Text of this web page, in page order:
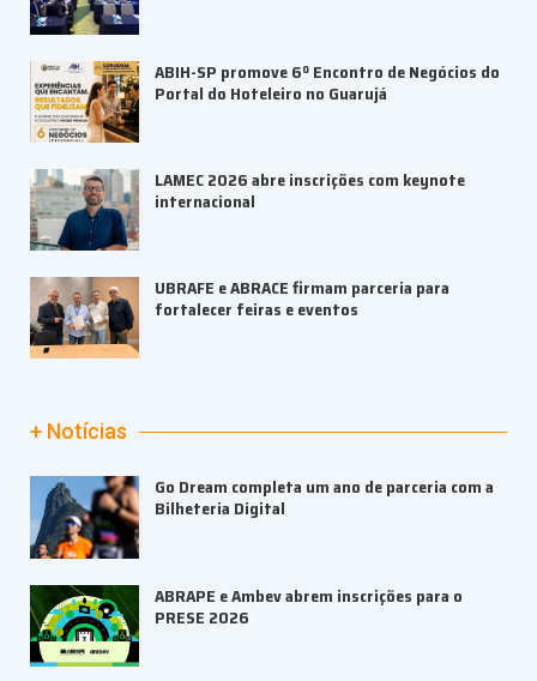
ABIH-SP promove 6º Encontro de Negócios do
Portal do Hoteleiro no Guarujá
LAMEC 2026 abre inscrições com keynote
internacional
UBRAFE e ABRACE firmam parceria para
fortalecer feiras e eventos
+ Notícias
Go Dream completa um ano de parceria com a
Bilheteria Digital
ABRAPE e Ambev abrem inscrições para o
PRESE 2026